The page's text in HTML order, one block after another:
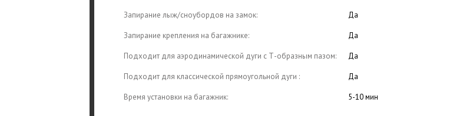
Запирание лыж/сноубордов на замок: Да
Запирание крепления на багажнике: Да
Подходит для аэродинамической дуги с Т-образным пазом: Да
Подходит для классической прямоугольной дуги : Да
Время установки на багажник: 5-10 мин